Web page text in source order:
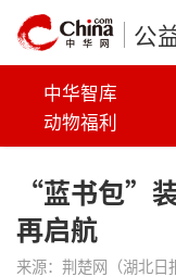
公
中华智库
动物福利
“蓝书包”
再启航
来源： 荆楚网（湖北日